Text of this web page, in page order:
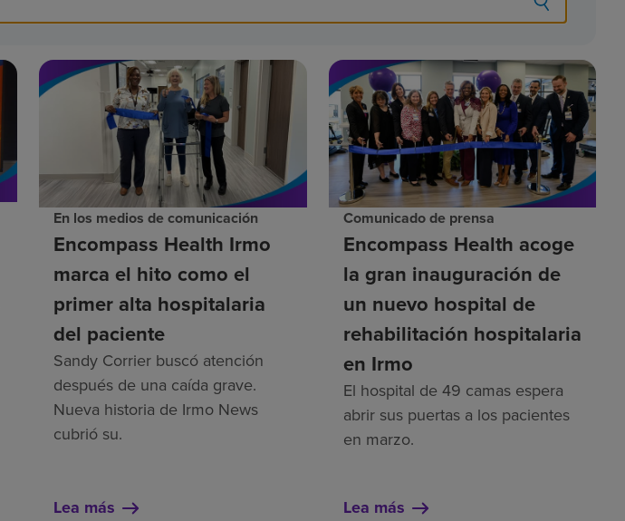
En los medios de comunicación
Encompass Health Irmo
marca el hito como el
primer alta hospitalaria
del paciente
Sandy Corrier buscó atención
después de una caída grave.
Nueva historia de Irmo News
cubrió su.
Lea más
Comunicado de prensa
Encompass Health acoge
la gran inauguración de
un nuevo hospital de
rehabilitación hospitalaria
en Irmo
El hospital de 49 camas espera
abrir sus puertas a los pacientes
en marzo.
Lea más